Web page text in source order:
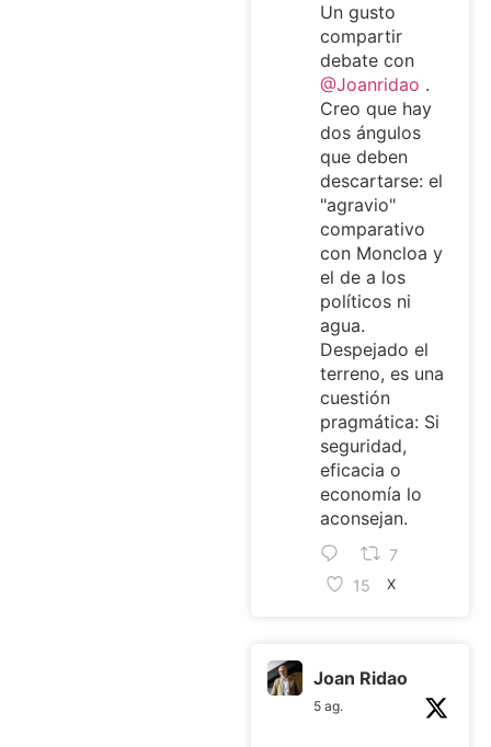
Un gusto
compartir
debate con
@Joanridao .
Creo que hay
dos ángulos
que deben
descartarse: el
"agravio"
comparativo
con Moncloa y
el de a los
políticos ni
agua.
Despejado el
terreno, es una
cuestión
pragmática: Si
seguridad,
eficacia o
economía lo
aconsejan.
7
15
X
Joan Ridao
5 ag.